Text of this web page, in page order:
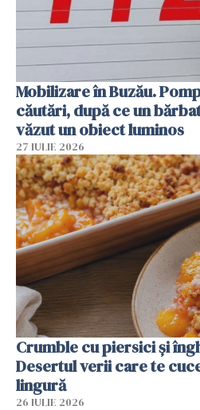
Mobilizare în Buzău.
căutări, după ce un
văzut un obiect luminos
27 IULIE 2026
Crumble cu piersici și
Desertul verii care te
lingură
26 IULIE 2026